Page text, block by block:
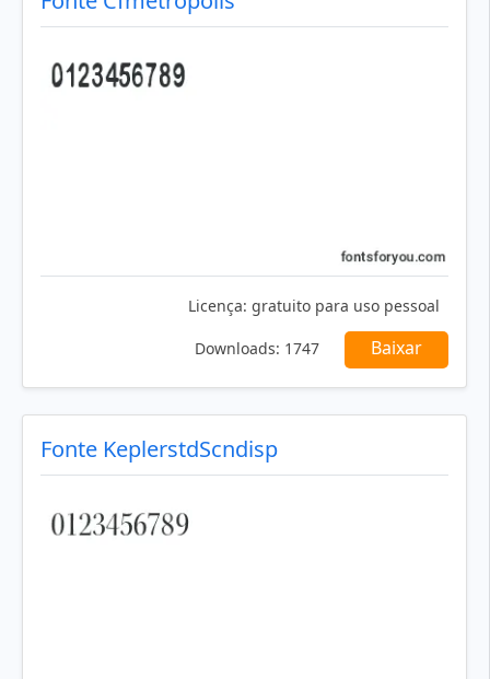
Licença: gratuito para uso pessoal
Downloads: 1747 Baixar
Fonte KeplerstdScndisp